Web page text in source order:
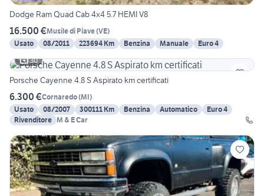
Dodge Ram Quad Cab 4x4 5.7 HEMI V8
16.500 €Musile di Piave(VE)
Usato
08/2011 223694 Km Benzina Manuale
Euro 4
30
Porsche Cayenne 4.8 S Aspirato km certificati
6.300 €Cornaredo(MI)
Usato
08/2007 300111 Km Benzina Automatico
Euro 4
Rivenditore M & E Car